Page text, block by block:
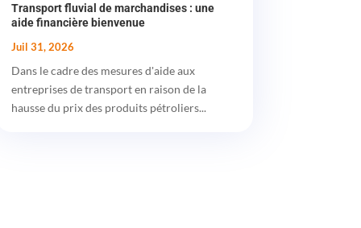
Transport fluvial de marchandises : une
aide financière bienvenue
Juil 31, 2026
Dans le cadre des mesures d'aide aux
entreprises de transport en raison de la
hausse du prix des produits pétroliers...